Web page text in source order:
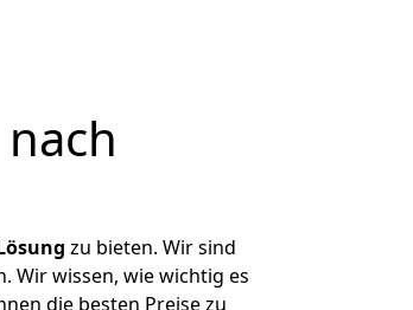
zu bieten. Wir sind
Wir wissen, wie wichtig es
die besten Preise zu